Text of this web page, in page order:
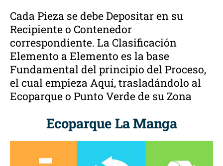
Cada Pieza se debe Depositar en su
Recipiente o Contenedor
correspondiente. La Clasificación
Elemento a Elemento es la base
Fundamental del principio del Proceso,
el cual empieza Aquí, trasladándolo al
Ecoparque o Punto Verde de su Zona
Ecoparque La Manga